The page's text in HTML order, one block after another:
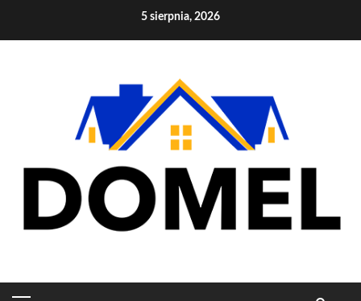
5 sierpnia, 2026